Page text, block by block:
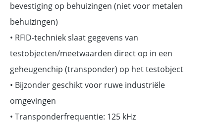
bevestiging op behuizingen (niet voor metalen
behuizingen)
• RFID-techniek slaat gegevens van
testobjecten/meetwaarden direct op in een
geheugenchip (transponder) op het testobject
• Bijzonder geschikt voor ruwe industriële
omgevingen
• Transponderfrequentie: 125 kHz